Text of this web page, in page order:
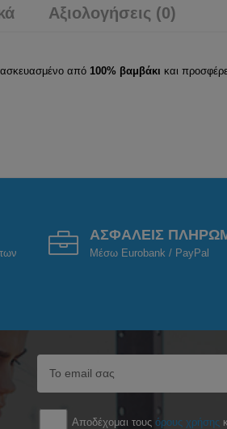
Αξιολογήσεις (0)
από 100% βαμβάκι και
ΑΣΦΑΛΕΙΣ
Μέσω Eurobank / PayPal
Αποδέχομαι τουςόρους χρήσης